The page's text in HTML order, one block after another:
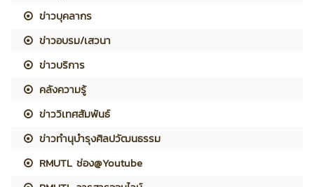
ข่าวบุคลากร
ข่าวอบรม/เสวนา
ข่าวบริการ
คลังความรู้
ข่าววิเทศสัมพันธ์
ข่าวทำนุบำรุงศิลปวัฒนธรรม
RMUTL ช่อง@Youtube